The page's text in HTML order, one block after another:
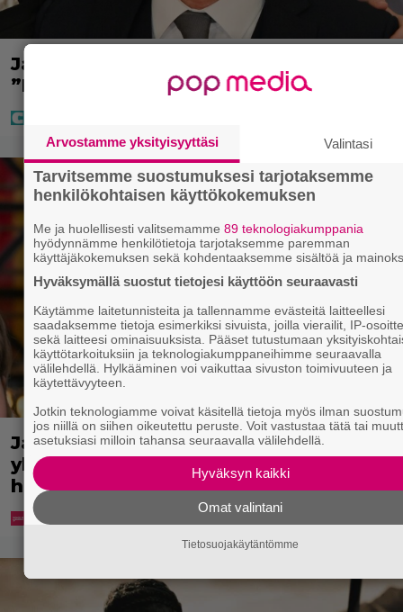
Jani Sieviseltä harvinainen kuva –
”Kaikki lapset samaan aikaan”
Jani Sievinen kokosi lapsikatraansa
yhteen – ”Minun suurin perintöni
heille”
Arvostamme yksityisyyttäsi Valintasi
Tarvitsemme suostumuksesi tarjotaksemme
henkilökohtaisen käyttökokemuksen
Me ja huolellisesti valitsemamme 89 teknologiakumppania
hyödynnämme henkilötietoja tarjotaksemme paremman
käyttäjäkokemuksen sekä kohdentaaksemme sisältöä ja
Hyväksymällä suostut tietojesi käyttöön seuraavasti
Käytämme laitetunnisteita ja tallennamme evästeitä laitteellesi
saadaksemme tietoja esimerkiksi sivuista, joilla vierailit, IP-
sekä laitteesi ominaisuuksista. Pääset tutustumaan
käyttötarkoituksiin ja teknologiakumppaneihimme seuraavalla
välilehdellä. Hylkääminen voi vaikuttaa sivuston toimivuuteen ja
käytettävyyteen.
Jotkin teknologiamme voivat käsitellä tietoja myös ilman
jos niillä on siihen oikeutettu peruste. Voit vastustaa tätä tai
asetuksiasi milloin tahansa seuraavalla välilehdellä.
Hyväksyn kaikki
Omat valintani
Tietosuojakäytäntömme